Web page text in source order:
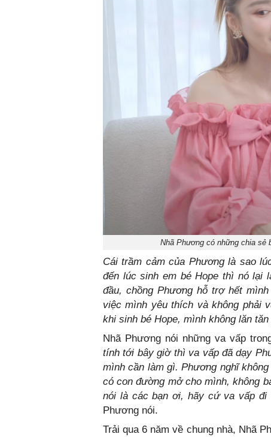
Nhã Phương có những chia sẻ
Cái trầm cảm của Phương là sao
đến lúc sinh em bé Hope thì nó lại
đầu, chồng Phương hỗ trợ hết
việc mình yêu thích và không phải
khi sinh bé Hope, mình không lăn
Nhã Phương nói những va vấp
tính tới bây giờ thì va vấp đã dạy
mình cần làm gì. Phương nghĩ
có con đường mở cho mình, không
nói là các bạn ơi, hãy cứ va vấp
Phương nói.
Trải qua 6 năm về chung nhà, Nhã